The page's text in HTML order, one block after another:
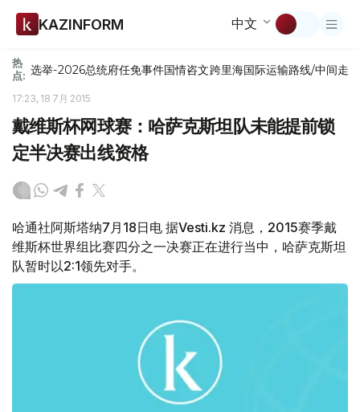
KAZINFORM 中文
热
点: 选举-2026总统府任免事件国情咨文跨里海国际运输路线/中间走廊
17:23, 18 7月 2015
戴维斯杯网球赛：哈萨克斯坦队未能提前锁
定半决赛出线资格
哈通社阿斯塔纳7月18日电 据Vesti.kz 消息，2015赛季戴
维斯杯世界组比赛四分之一决赛正在进行当中，哈萨克斯坦
队暂时以2:1领先对手。